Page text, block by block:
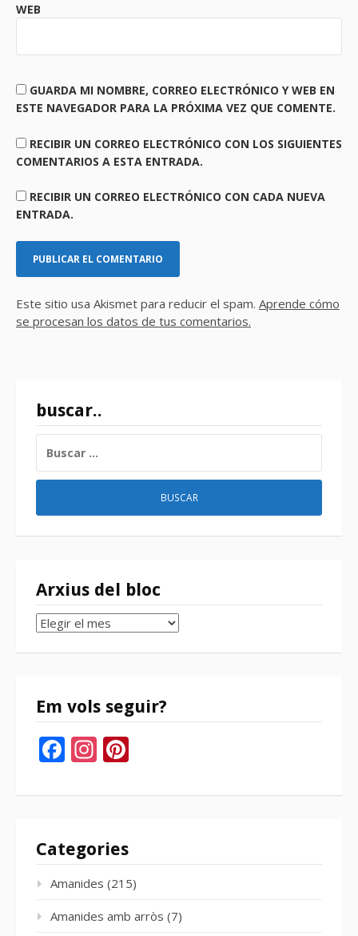
WEB
GUARDA MI NOMBRE, CORREO ELECTRÓNICO Y WEB EN
ESTE NAVEGADOR PARA LA PRÓXIMA VEZ QUE COMENTE.
RECIBIR UN CORREO ELECTRÓNICO CON LOS SIGUIENTES
COMENTARIOS A ESTA ENTRADA.
RECIBIR UN CORREO ELECTRÓNICO CON CADA NUEVA
ENTRADA.
Este sitio usa Akismet para reducir el spam. Aprende cómo
se procesan los datos de tus comentarios.
buscar..
Arxius del bloc
Arxius
bloc
Em vols seguir?
Facebook
Instagram
Categories
Amanides (215)
Amanides amb arròs (7)